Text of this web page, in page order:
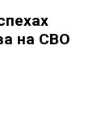
на СВО